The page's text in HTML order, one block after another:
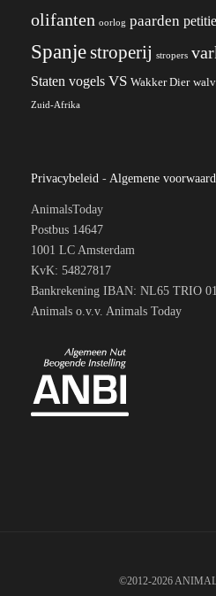
olifanten oorlog paarden petitie
Spanjestroperij stropers
Staten vogels VS Wakker Dier
Zuid-Afrika
Privacybeleid - Algemene
AnimalsToday
Postbus 14647
1001 LC Amsterdam
KvK: 54827817
Bankrekening IBAN: NL65 TRIO
Animals o.v.v. Animals Today
©2012-2026